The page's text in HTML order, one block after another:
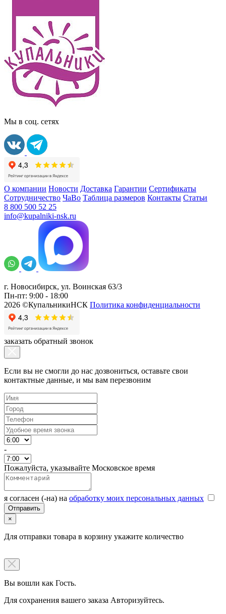
Мы в соц. сетях
О компании Новости Доставка Гарантии Сертификаты
Сотрудничество ЧаВо Таблица размеров Контакты Статьи
8 800 500 52 25
info@kupalniki-nsk.ru
г. Новосибирск, ул. Воинская 63/3
Пн-пт: 9:00 - 18:00
2026 ©КупальникиНСК Политика конфиденциальности
заказать обратный звонок
Если вы не смогли до нас дозвониться, оставьте свои
контактные данные, и мы вам перезвоним
-
Пожалуйста, указывайте Московское время
я согласен (-на) на обработку моих персональных данных
×
Для отправки товара в корзину укажите количество
Вы вошли как Гость.
Для сохранения вашего заказа Авторизуйтесь.